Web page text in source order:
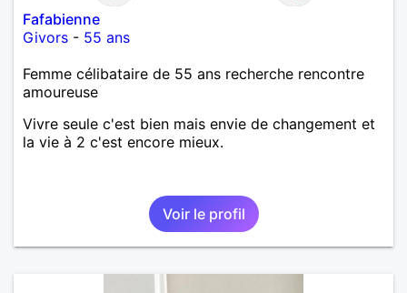
Fafabienne
Givors - 55 ans
Femme célibataire de 55 ans recherche rencontre
amoureuse
Vivre seule c'est bien mais envie de changement et
la vie à 2 c'est encore mieux.
Voir le profil